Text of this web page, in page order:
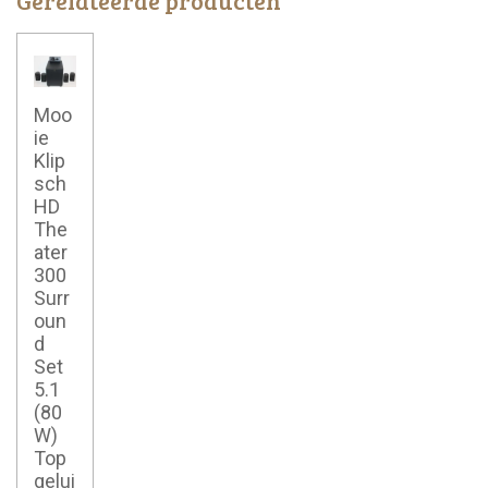
Moo
ie
Klip
sch
HD
The
ater
300
Surr
oun
d
Set
5.1
(80
W)
Top
gelui